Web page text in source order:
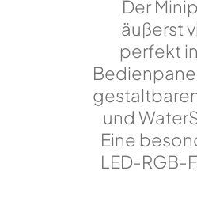
Der
äußerst
perfekt
und
Eine
LED-RGB-